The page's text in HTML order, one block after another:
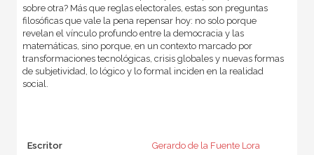
sobre otra? Más que reglas electorales, estas son preguntas
filosóficas que vale la pena repensar hoy: no solo porque
revelan el vínculo profundo entre la democracia y las
matemáticas, sino porque, en un contexto marcado por
transformaciones tecnológicas, crisis globales y nuevas formas
de subjetividad, lo lógico y lo formal inciden en la realidad
social.
Escritor
Gerardo de la Fuente Lora